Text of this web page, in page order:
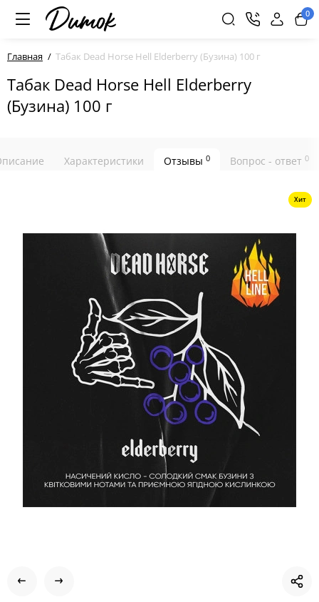
0
Главная Табак Dead Horse Hell Elderberry (Бузина) 100 г
Табак Dead Horse Hell Elderberry
(Бузина) 100 г
Характеристики Отзывы 0 Вопрос - ответ 0
Хит